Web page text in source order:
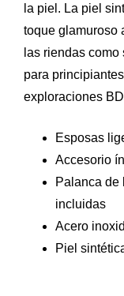
la piel. La piel
toque glamuroso
las riendas
para
exploraciones
Esposas
Accesorio
Palanca de
incluidas
Acero
Piel